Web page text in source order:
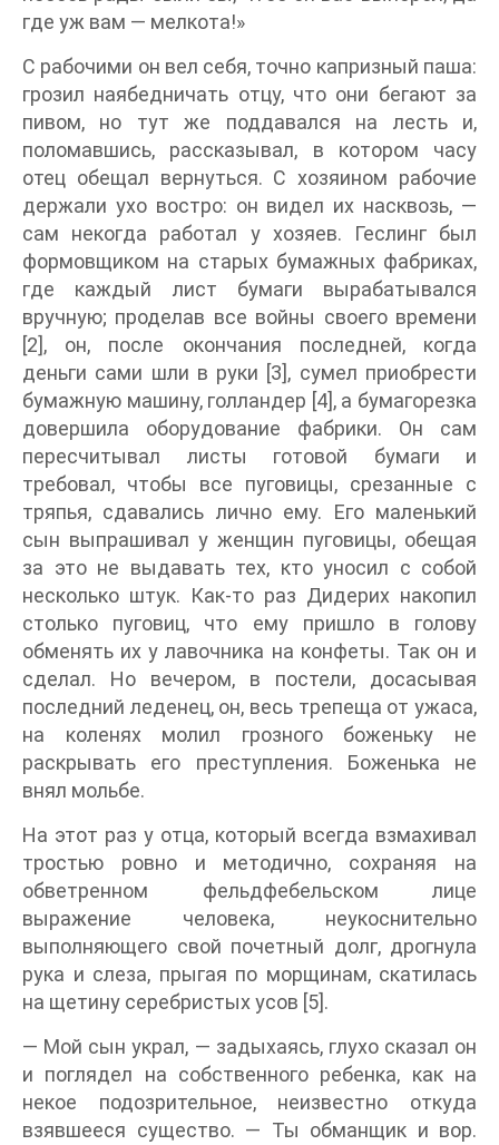
где уж вам — мелкота!»
С рабочими он вел себя, точно капризный паша:
грозил наябедничать отцу, что они бегают за
пивом, но тут же поддавался на лесть и,
поломавшись, рассказывал, в котором часу
отец обещал вернуться. С хозяином рабочие
держали ухо востро: он видел их насквозь, —
сам некогда работал у хозяев. Геслинг был
формовщиком на старых бумажных фабриках,
где каждый лист бумаги вырабатывался
вручную; проделав все войны своего времени
[2], он, после окончания последней, когда
деньги сами шли в руки [3], сумел приобрести
бумажную машину, голландер [4], а бумагорезка
довершила оборудование фабрики. Он сам
пересчитывал листы готовой бумаги и
требовал, чтобы все пуговицы, срезанные с
тряпья, сдавались лично ему. Его маленький
сын выпрашивал у женщин пуговицы, обещая
за это не выдавать тех, кто уносил с собой
несколько штук. Как-то раз Дидерих накопил
столько пуговиц, что ему пришло в голову
обменять их у лавочника на конфеты. Так он и
сделал. Но вечером, в постели, досасывая
последний леденец, он, весь трепеща от ужаса,
на коленях молил грозного боженьку не
раскрывать его преступления. Боженька не
внял мольбе.
На этот раз у отца, который всегда взмахивал
тростью ровно и методично, сохраняя на
обветренном фельдфебельском лице
выражение человека, неукоснительно
выполняющего свой почетный долг, дрогнула
рука и слеза, прыгая по морщинам, скатилась
на щетину серебристых усов [5].
— Мой сын украл, — задыхаясь, глухо сказал он
и поглядел на собственного ребенка, как на
некое подозрительное, неизвестно откуда
взявшееся существо. — Ты обманщик и вор.